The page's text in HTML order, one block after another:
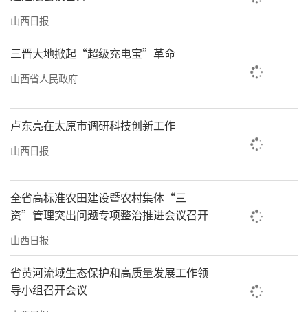
山西日报
三晋大地掀起“超级充电宝”革命
山西省人民政府
卢东亮在太原市调研科技创新工作
山西日报
全省高标准农田建设暨农村集体“三
资”管理突出问题专项整治推进会议召开
山西日报
省黄河流域生态保护和高质量发展工作领
导小组召开会议